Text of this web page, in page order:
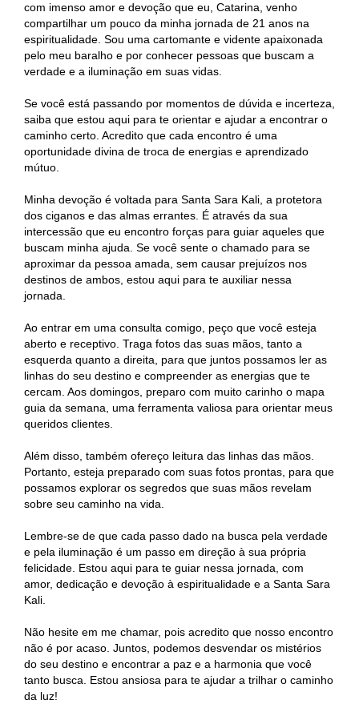
com imenso amor e devoção que eu, Catarina, venho
compartilhar um pouco da minha jornada de 21 anos na
espiritualidade. Sou uma cartomante e vidente apaixonada
pelo meu baralho e por conhecer pessoas que buscam a
verdade e a iluminação em suas vidas.
Se você está passando por momentos de dúvida e incerteza,
saiba que estou aqui para te orientar e ajudar a encontrar o
caminho certo. Acredito que cada encontro é uma
oportunidade divina de troca de energias e aprendizado
mútuo.
Minha devoção é voltada para Santa Sara Kali, a protetora
dos ciganos e das almas errantes. É através da sua
intercessão que eu encontro forças para guiar aqueles que
buscam minha ajuda. Se você sente o chamado para se
aproximar da pessoa amada, sem causar prejuízos nos
destinos de ambos, estou aqui para te auxiliar nessa
jornada.
Ao entrar em uma consulta comigo, peço que você esteja
aberto e receptivo. Traga fotos das suas mãos, tanto a
esquerda quanto a direita, para que juntos possamos ler as
linhas do seu destino e compreender as energias que te
cercam. Aos domingos, preparo com muito carinho o mapa
guia da semana, uma ferramenta valiosa para orientar meus
queridos clientes.
Além disso, também ofereço leitura das linhas das mãos.
Portanto, esteja preparado com suas fotos prontas, para que
possamos explorar os segredos que suas mãos revelam
sobre seu caminho na vida.
Lembre-se de que cada passo dado na busca pela verdade
e pela iluminação é um passo em direção à sua própria
felicidade. Estou aqui para te guiar nessa jornada, com
amor, dedicação e devoção à espiritualidade e a Santa Sara
Kali.
Não hesite em me chamar, pois acredito que nosso encontro
não é por acaso. Juntos, podemos desvendar os mistérios
do seu destino e encontrar a paz e a harmonia que você
tanto busca. Estou ansiosa para te ajudar a trilhar o caminho
da luz!